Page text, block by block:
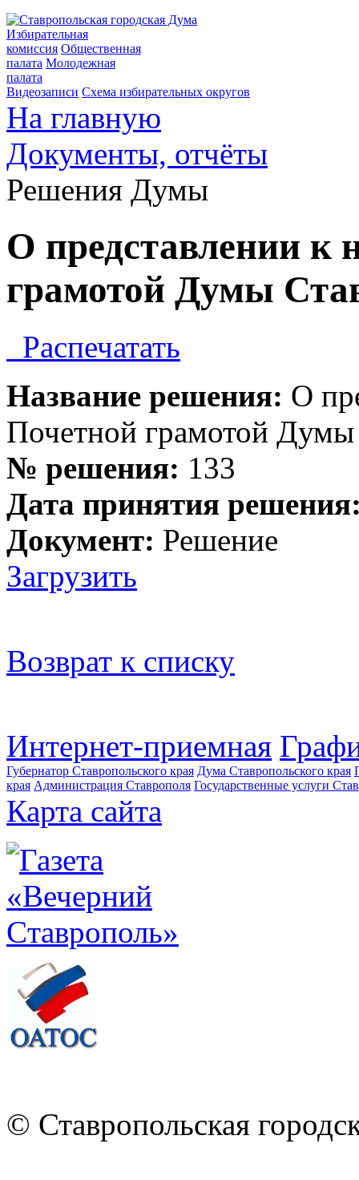
Избирательная
комиссия Общественная
палата Молодежная
палата
Видеозаписи Схема избирательных округов
На главную
Документы, отчёты
Решения Думы
О представлении к
грамотой Думы
Распечатать
Название решения: О
Почетной грамотой Думы
№ решения: 133
Дата принятия
Документ: Решение
Загрузить
Возврат к списку
Интернет-приемная
Губернатор Ставропольского края Дума Ставропольского края
края Администрация Ставрополя Государственные услуги
Карта сайта
© Ставропольская